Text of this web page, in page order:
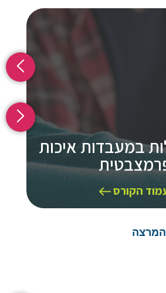
במעבדות איכות
הקורס
המרצה